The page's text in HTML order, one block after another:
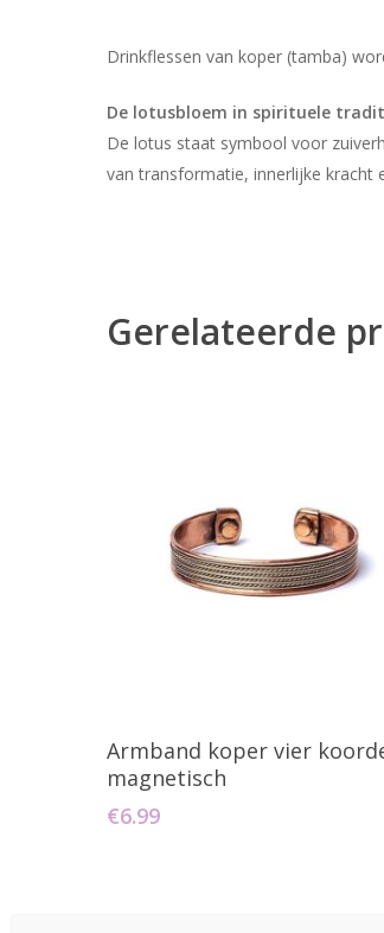
Drinkflessen van koper (tamba)
De lotusbloem in spirituele
De lotus staat symbool voor
van transformatie, innerlijke kracht
Gerelateerde
Toevoegen Aan Winkelwagen
Armband koper vier
magnetisch
€6.99